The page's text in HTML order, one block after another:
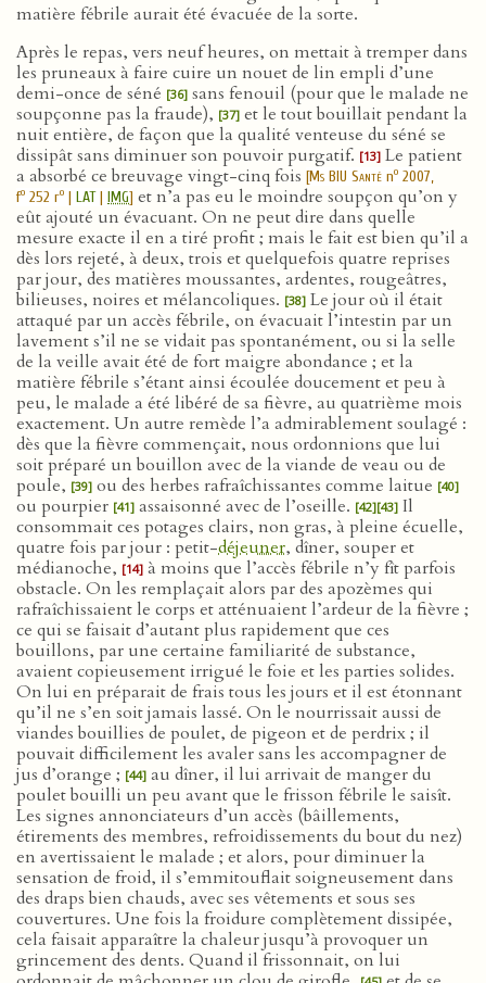
matière fébrile aurait été évacuée de la sorte.
Après le repas, vers neuf heures, on mettait à tremper dans
les pruneaux à faire cuire un nouet de lin empli d’une
demi-once de séné [36] sans fenouil (pour que le malade ne
soupçonne pas la fraude), [37] et le tout bouillait pendant la
nuit entière, de façon que la qualité venteuse du séné se
dissipât sans diminuer son pouvoir purgatif. [13] Le patient
a absorbé ce breuvage vingt-cinq fois [Ms BIU Santé no 2007,
fo 252 ro | LAT| IMG] et n’a pas eu le moindre soupçon qu’on y
eût ajouté un évacuant. On ne peut dire dans quelle
mesure exacte il en a tiré profit ; mais le fait est bien qu’il a
dès lors rejeté, à deux, trois et quelquefois quatre reprises
par jour, des matières moussantes, ardentes, rougeâtres,
bilieuses, noires et mélancoliques. [38] Le jour où il était
attaqué par un accès fébrile, on évacuait l’intestin par un
lavement s’il ne se vidait pas spontanément, ou si la selle
de la veille avait été de fort maigre abondance ; et la
matière fébrile s’étant ainsi écoulée doucement et peu à
peu, le malade a été libéré de sa fièvre, au quatrième mois
exactement. Un autre remède l’a admirablement soulagé :
dès que la fièvre commençait, nous ordonnions que lui
soit préparé un bouillon avec de la viande de veau ou de
poule, [39] ou des herbes rafraîchissantes comme laitue [40]
ou pourpier [41] assaisonné avec de l’oseille. [42][43] Il
consommait ces potages clairs, non gras, à pleine écuelle,
quatre fois par jour : petit-déjeuner, dîner, souper et
médianoche, [14] à moins que l’accès fébrile n’y fît parfois
obstacle. On les remplaçait alors par des apozèmes qui
rafraîchissaient le corps et atténuaient l’ardeur de la fièvre ;
ce qui se faisait d’autant plus rapidement que ces
bouillons, par une certaine familiarité de substance,
avaient copieusement irrigué le foie et les parties solides.
On lui en préparait de frais tous les jours et il est étonnant
qu’il ne s’en soit jamais lassé. On le nourrissait aussi de
viandes bouillies de poulet, de pigeon et de perdrix ; il
pouvait difficilement les avaler sans les accompagner de
jus d’orange ; [44] au dîner, il lui arrivait de manger du
poulet bouilli un peu avant que le frisson fébrile le saisît.
Les signes annonciateurs d’un accès (bâillements,
étirements des membres, refroidissements du bout du nez)
en avertissaient le malade ; et alors, pour diminuer la
sensation de froid, il s’emmitouflait soigneusement dans
des draps bien chauds, avec ses vêtements et sous ses
couvertures. Une fois la froidure complètement dissipée,
cela faisait apparaître la chaleur jusqu’à provoquer un
grincement des dents. Quand il frissonnait, on lui